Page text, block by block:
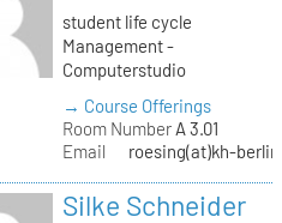
student life cycle
Management -
Computerstudio
→ Course Offerings
Room NumberA 3.01
Email
roesing(at)kh-
Silke Schneider